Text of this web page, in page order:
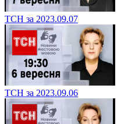
ТСН за 2023.09.07
ТСН за 2023.09.06